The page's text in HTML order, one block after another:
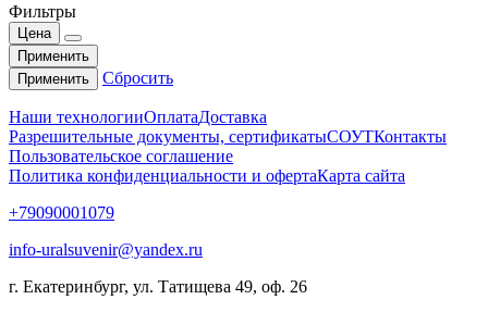
Фильтры
Цена
Применить
Применить
Сбросить
Наши технологииОплатаДоставка
Разрешительные документы, сертификатыСОУТКонтакты
Пользовательское соглашение
Политика конфиденциальности и офертаКарта сайта
+79090001079
info-uralsuvenir@yandex.ru
г. Екатеринбург, ул. Татищева 49, оф. 26